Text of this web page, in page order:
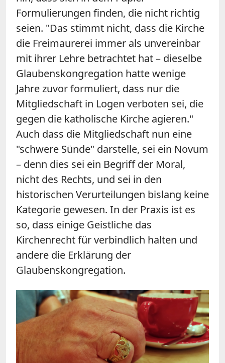
Formulierungen finden, die nicht richtig
seien. "Das stimmt nicht, dass die Kirche
die Freimaurerei immer als unvereinbar
mit ihrer Lehre betrachtet hat – dieselbe
Glaubenskongregation hatte wenige
Jahre zuvor formuliert, dass nur die
Mitgliedschaft in Logen verboten sei, die
gegen die katholische Kirche agieren."
Auch dass die Mitgliedschaft nun eine
"schwere Sünde" darstelle, sei ein Novum
– denn dies sei ein Begriff der Moral,
nicht des Rechts, und sei in den
historischen Verurteilungen bislang keine
Kategorie gewesen. In der Praxis ist es
so, dass einige Geistliche das
Kirchenrecht für verbindlich halten und
andere die Erklärung der
Glaubenskongregation.